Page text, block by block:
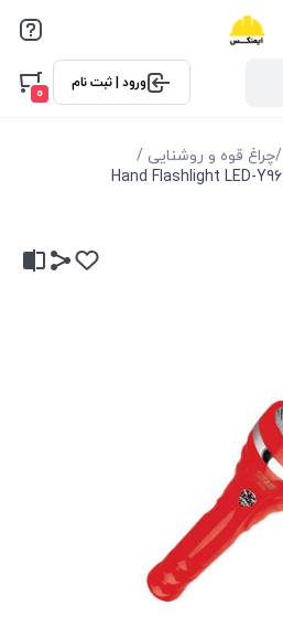
ورود | ثبت نام
0
/چراغ قوه و روشنایی /